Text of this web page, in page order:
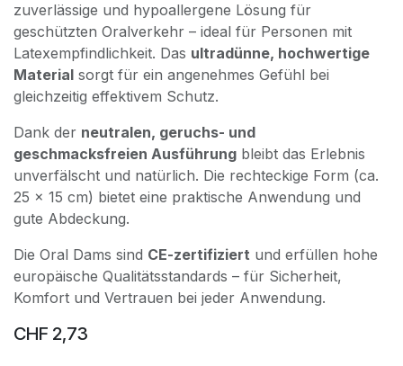
zuverlässige und hypoallergene Lösung für
geschützten Oralverkehr – ideal für Personen mit
Latexempfindlichkeit. Das ultradünne, hochwertige
Material sorgt für ein angenehmes Gefühl bei
gleichzeitig effektivem Schutz.
Dank der neutralen, geruchs- und
geschmacksfreien Ausführung bleibt das Erlebnis
unverfälscht und natürlich. Die rechteckige Form (ca.
25 x 15 cm) bietet eine praktische Anwendung und
gute Abdeckung.
Die Oral Dams sind CE-zertifiziert und erfüllen hohe
europäische Qualitätsstandards – für Sicherheit,
Komfort und Vertrauen bei jeder Anwendung.
CHF 2,73